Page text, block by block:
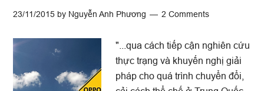
23/11/2015 by Nguyễn Anh Phương 2 Comments
"...qua cách tiếp cận nghiên cứu
thực trạng và khuyến nghị giải
pháp cho quá trình chuyển đổi,